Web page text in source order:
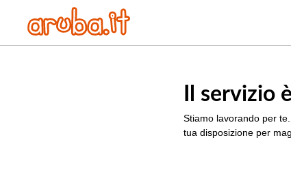
Il servizio
Stiamo lavorando per
tua disposizione per